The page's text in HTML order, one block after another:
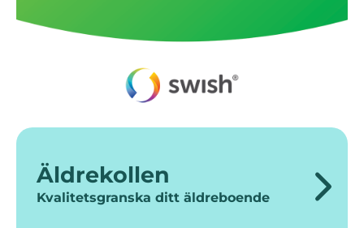
Äldrekollen
Kvalitetsgranska ditt äldreboende